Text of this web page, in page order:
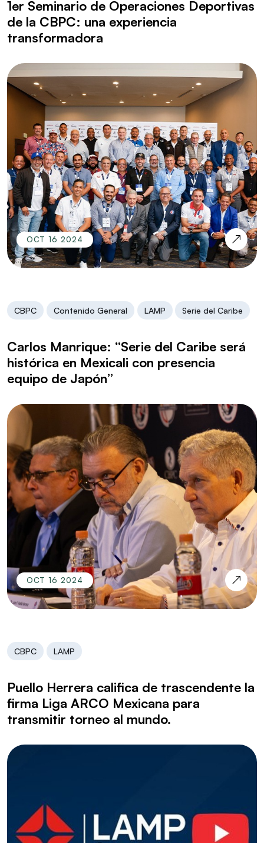
1er Seminario de Operaciones Deportivas
de la CBPC: una experiencia
transformadora
OCT 16 2024
CBPC Contenido General LAMP Serie del Caribe
Carlos Manrique: “Serie del Caribe será
histórica en Mexicali con presencia
equipo de Japón”
OCT 16 2024
CBPC LAMP
Puello Herrera califica de trascendente la
firma Liga ARCO Mexicana para
transmitir torneo al mundo.